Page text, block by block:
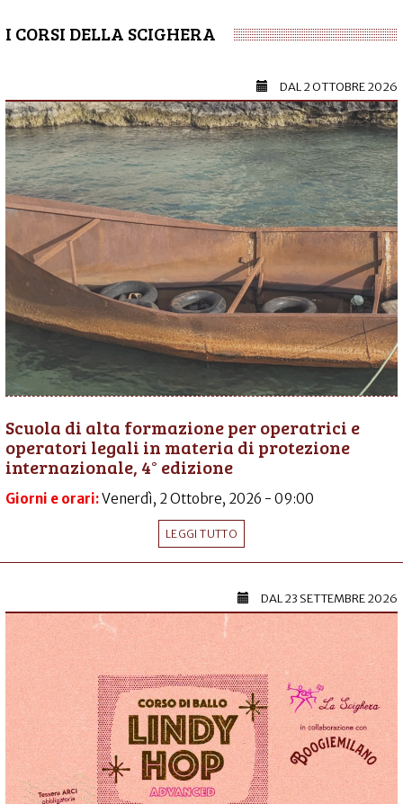
I CORSI DELLA SCIGHERA
DAL2 OTTOBRE 2026
Scuola di alta formazione per operatrici e
operatori legali in materia di protezione
internazionale, 4° edizione
Giorni e orari:Venerdì, 2 Ottobre, 2026 - 09:00
LEGGI TUTTO
DAL23 SETTEMBRE 2026